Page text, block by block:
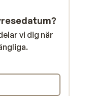
vi dig när